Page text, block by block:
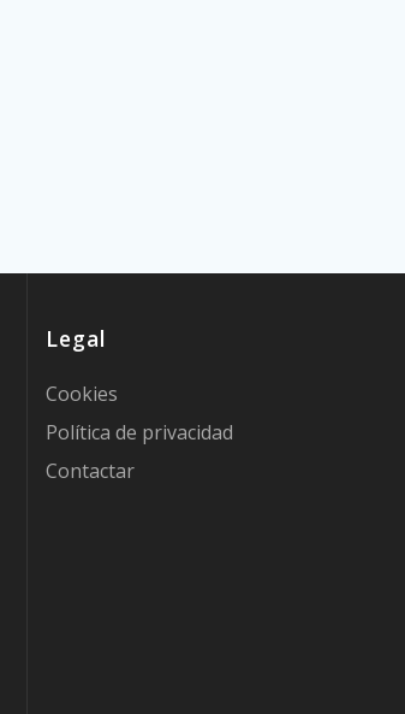
Legal
Cookies
Política de privacidad
Contactar